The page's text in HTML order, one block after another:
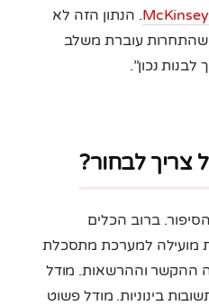
McKinsey. הנתון הזה לא
עוברת משלב
נכון”.
ברוב הכלים
מועילה למערכת מתסכלת
ההקשר וההרשאות. מודל
בינוניות. מודל פשוט